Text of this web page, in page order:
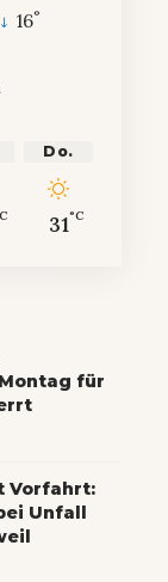
16°
Do.
31°C
für
Vorfahrt:
Unfall